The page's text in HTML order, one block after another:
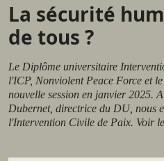
La sécurité
de tous ?
Le Diplôme universitaire
l'ICP, Nonviolent Peace Force et
nouvelle session en janvier 2025.
Dubernet, directrice du DU, nous
l'Intervention Civile de Paix. Voir